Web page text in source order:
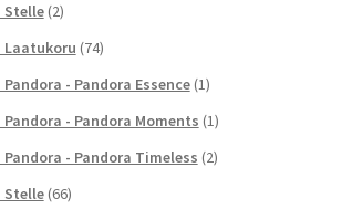
Stelle (2)
Laatukoru (74)
- Pandora Essence (1)
- Pandora Moments (1)
- Pandora Timeless (2)
Stelle (66)